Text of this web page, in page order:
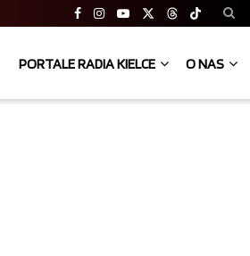
PORTALE RADIA KIELCE O NAS